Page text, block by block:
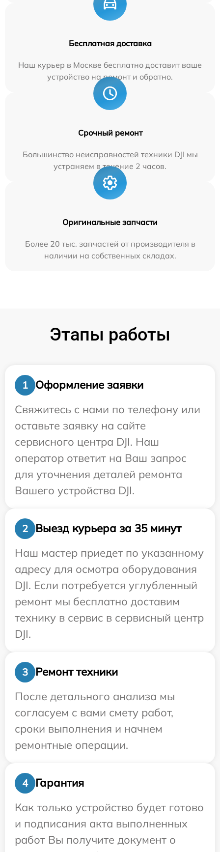
Бесплатная доставка
Наш курьер в Москве бесплатно доставит ваше
устройство на ремонт и обратно.
Срочный ремонт
Большинство неисправностей техники DJI мы
устраняем в течение 2 часов.
Оригинальные запчасти
Более 20 тыс. запчастей от производителя в
наличии на собственных складах.
Этапы работы
1
Оформление заявки
Свяжитесь с нами по телефону или
оставьте заявку на сайте
сервисного центра DJI. Наш
оператор ответит на Ваш запрос
для уточнения деталей ремонта
Вашего устройства DJI.
2
Выезд курьера за 35 минут
Наш мастер приедет по указанному
адресу для осмотра оборудования
DJI. Если потребуется углубленный
ремонт мы бесплатно доставим
технику в сервис в сервисный центр
DJI.
3
Ремонт техники
После детального анализа мы
согласуем с вами смету работ,
сроки выполнения и начнем
ремонтные операции.
4
Гарантия
Как только устройство будет готово
и подписания акта выполненных
работ Вы получите документ о